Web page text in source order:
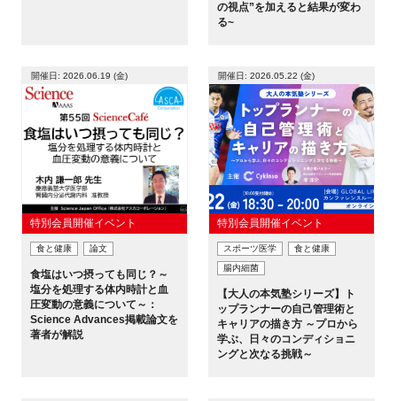
閉じる
の視点”を加えると結果が変わ
る~
開催日: 2026.06.19 (金)
特別会員開催イベント
食と健康 論文
食塩はいつ摂っても同じ？～
塩分を処理する体内時計と血
圧変動の意義について～：
Science Advances掲載論文を
著者が解説
開催日: 2026.05.22 (金)
特別会員開催イベント
スポーツ医学
食と健康
腸内細菌
【大人の本気塾シリーズ】ト
ップランナーの自己管理術と
キャリアの描き方 ～プロから
学ぶ、日々のコンディショニ
ングと次なる挑戦～